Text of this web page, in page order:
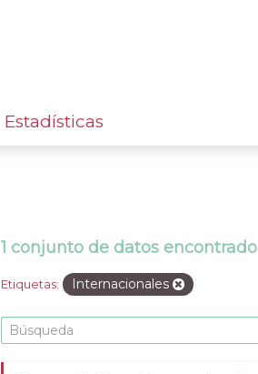
Estadísticas
1 conjunto de datos encontrado
Etiquetas: Internacionales